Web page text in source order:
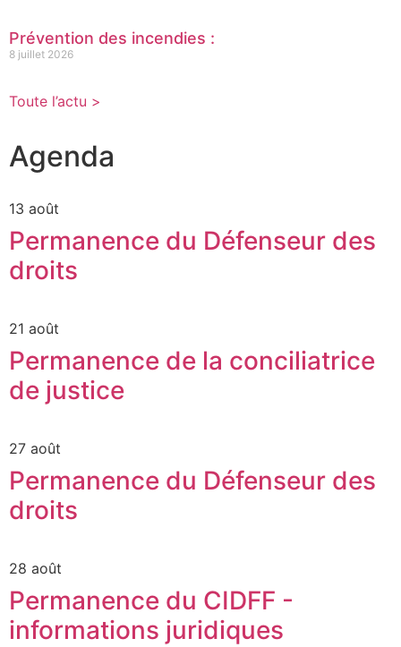
Prévention des incendies :
8 juillet 2026
Toute l’actu >
Agenda
13 août
Permanence du Défenseur des
droits
21 août
Permanence de la conciliatrice
de justice
27 août
Permanence du Défenseur des
droits
28 août
Permanence du CIDFF -
informations juridiques